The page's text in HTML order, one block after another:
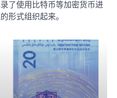
了使用比特币等加密货币进
形式组织起来。